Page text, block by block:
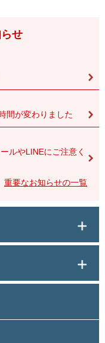
せ
間が変わりました
ルやLINEにご注意く
重要なお知らせの一覧